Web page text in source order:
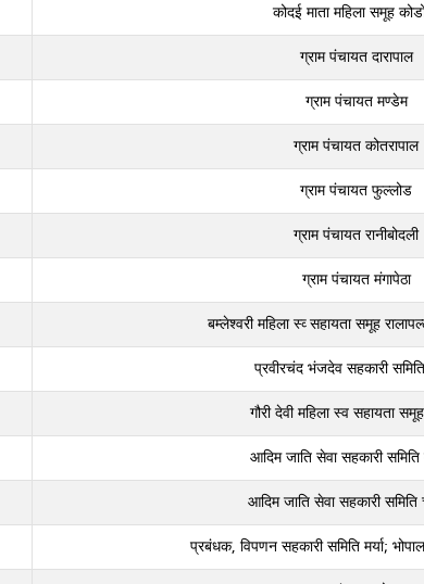
कोदई माता महिला समूह
ग्राम पंचायत दारापाल
ग्राम पंचायत मण्‍डेम
ग्राम पंचायत कोतरापाल
ग्राम पंचायत फुल्‍लोड
ग्राम पंचायत रानीबोदली
ग्राम पंचायत मंगापेठा
बम्‍लेश्‍वरी महिला स्‍व्‍ सहायता समूह
प्रवीरचंद भंजदेव सहकारी
गौरी देवी महिला स्‍व सहायता
आदिम जाति सेवा सहकारी समिति
आदिम जाति सेवा सहकारी समिति
प्रबंधक, विपणन सहकारी समिति मर्या;